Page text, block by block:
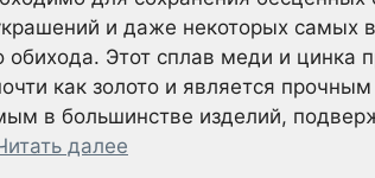
и даже некоторых самых
Этот сплав меди и цинка
как золото и является
в большинстве изделий,
далее